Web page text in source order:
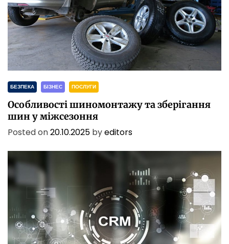
БЕЗПЕКА БІЗНЕС ПОСЛУГИ
Особливості шиномонтажу та зберігання
шин у міжсезоння
Posted on20.10.2025 byeditors